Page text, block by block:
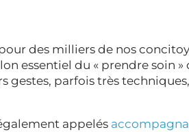
des milliers de nos
essentiel du « prendre soin »
gestes, parfois très
appelés